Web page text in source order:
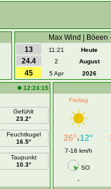
Max Wind | Böeen
13
11:21 Heute
24.4
2 August
45
5 Apr 2026
12:24:15
Gefühlt
23.2°
Feuchtkugel
16.5°
Taupunkt
10.3°
Freitag
26°↓12°
7-18 km/h
SO
-